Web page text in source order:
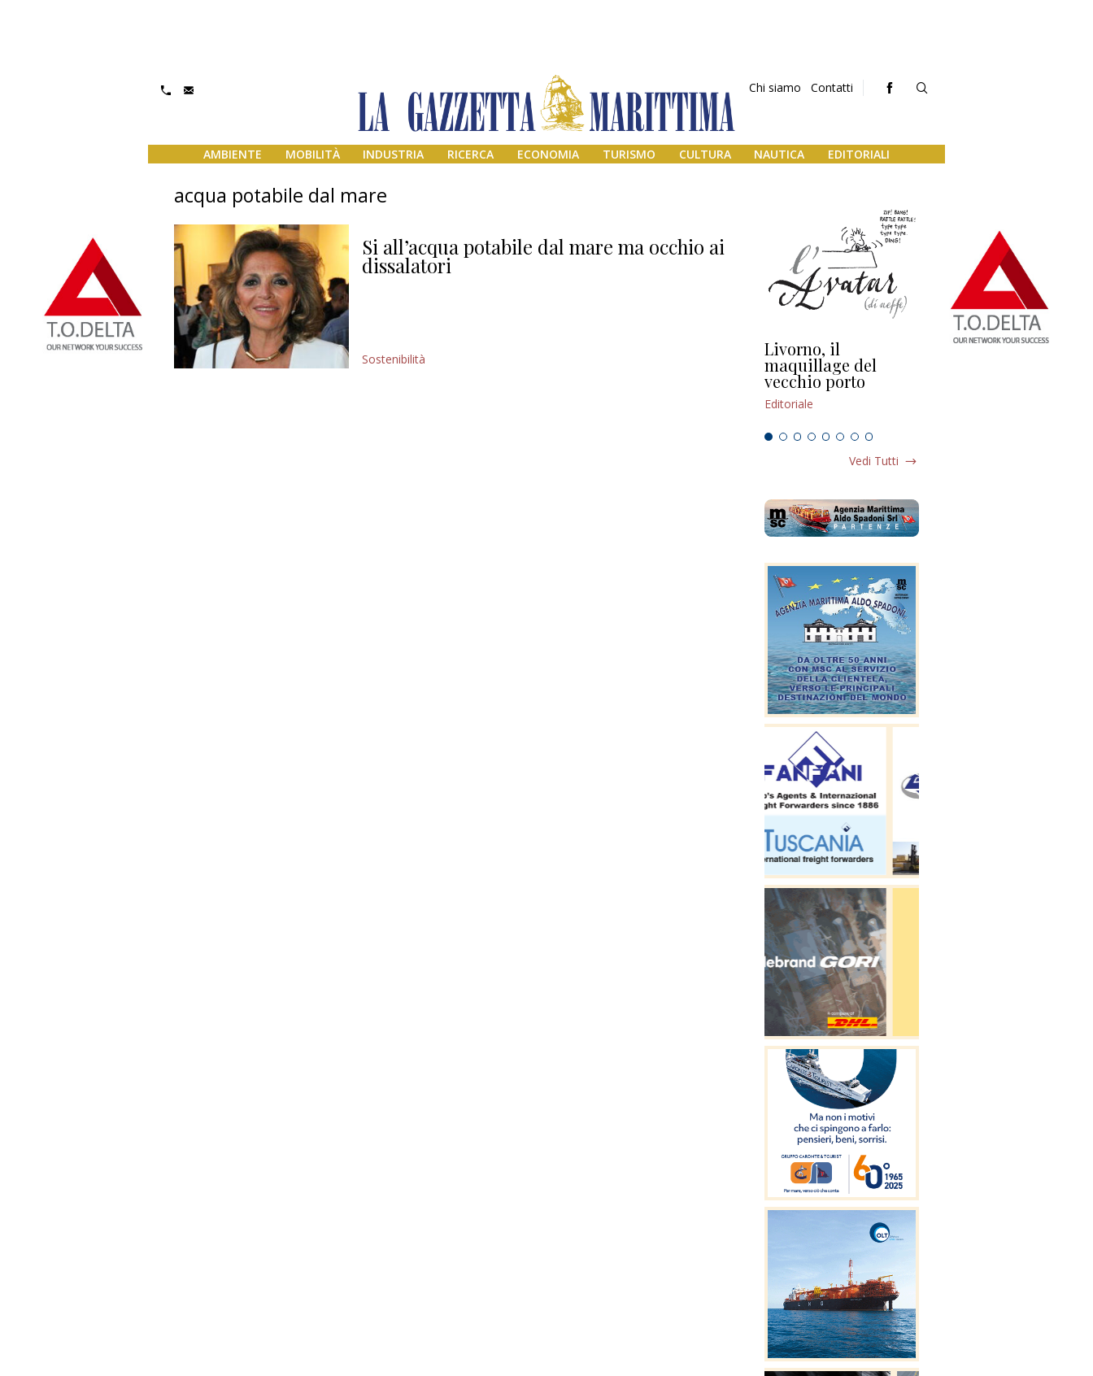
Chi siamo Contatti
AMBIENTE MOBILITÀ INDUSTRIA RICERCA ECONOMIA TURISMO CULTURA NAUTICA EDITORIALI
acqua potabile dal mare
Si all’acqua potabile dal mare ma occhio ai
dissalatori
Sostenibilità Livorno, il
maquillage del
vecchio porto
Editoriale
L’uscita di scena di
Vedi Tutti